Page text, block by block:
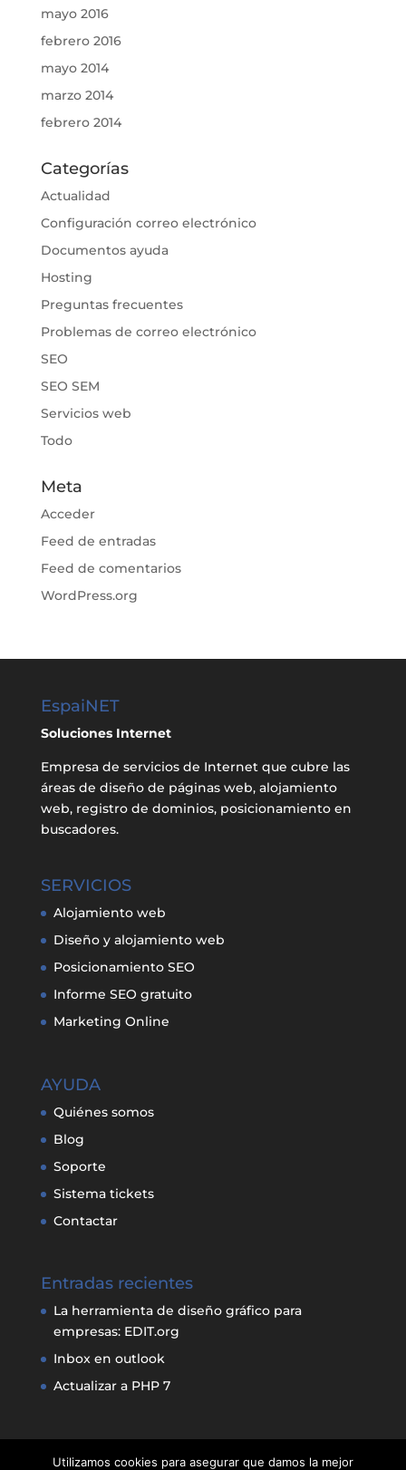
mayo 2016
febrero 2016
mayo 2014
marzo 2014
febrero 2014
Categorías
Actualidad
Configuración correo electrónico
Documentos ayuda
Hosting
Preguntas frecuentes
Problemas de correo electrónico
SEO
SEO SEM
Servicios web
Todo
Meta
Acceder
Feed de entradas
Feed de comentarios
WordPress.org
EspaiNET
Soluciones Internet
Empresa de servicios de Internet que cubre las
áreas de diseño de páginas web, alojamiento
web, registro de dominios, posicionamiento en
buscadores.
SERVICIOS
Alojamiento web
Diseño y alojamiento web
Posicionamiento SEO
Informe SEO gratuito
Marketing Online
AYUDA
Quiénes somos
Blog
Soporte
Sistema tickets
Contactar
Entradas recientes
La herramienta de diseño gráfico para
empresas: EDIT.org
Inbox en outlook
Actualizar a PHP 7
Utilizamos cookies para asegurar que damos la mejor